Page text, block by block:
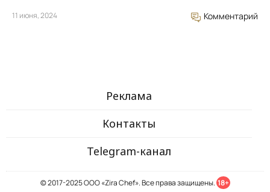
11 июня, 2024 Комментарий
Реклама
Контакты
Telegram-канал
© 2017-2025 ООО «Zira Chef». Все права защищены. 18+